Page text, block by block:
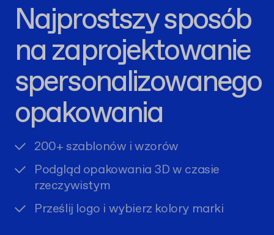
Najprostszy sposób
na zaprojektowanie
spersonalizowanego
opakowania
200+ szablonów i wzorów
Podgląd opakowania 3D w czasie
rzeczywistym
Prześlij logo i wybierz kolory marki